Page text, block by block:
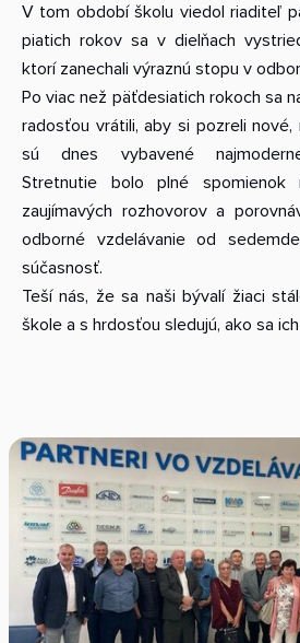
V tom období školu viedol riaditeľ
piatich rokov sa v dielňach
ktorí zanechali výraznú stopu v
Po viac než päťdesiatich rokoch sa
radosťou vrátili, aby si pozreli
sú dnes vybavené
Stretnutie bolo plné spomienok
zaujímavých rozhovorov a
odborné vzdelávanie od
súčasnosť.
Teší nás, že sa naši bývalí žiaci
škole a s hrdosťou sledujú, ako sa